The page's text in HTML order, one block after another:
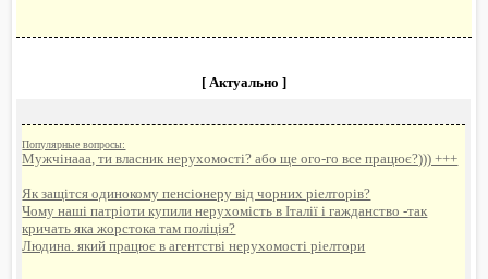
[ Актуально ]
Популярные вопросы:
Мужчінааа, ти власник нерухомості? або ще ого-го все працює?))) +++
Як защітся одинокому пенсіонеру від чорних ріелторів?
Чому наші патріоти купили нерухомість в Італії і гажданство -так
кричать яка жорстока там поліція?
Людина. який працює в агентстві нерухомості ріелтори